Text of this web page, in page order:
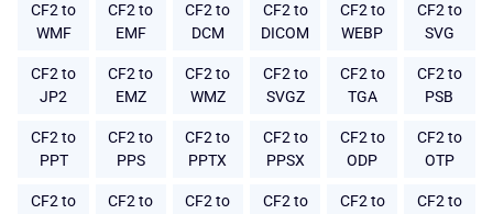
CF2 to
WMF
CF2 to
EMF
CF2 to
DCM
CF2 to
DICOM
CF2 to
WEBP
CF2 to
SVG
CF2 to
JP2
CF2 to
EMZ
CF2 to
WMZ
CF2 to
SVGZ
CF2 to
TGA
CF2 to
PSB
CF2 to
PPT
CF2 to
PPS
CF2 to
PPTX
CF2 to
PPSX
CF2 to
ODP
CF2 to
OTP
CF2 to
CF2 to
CF2 to
CF2 to
CF2 to
CF2 to